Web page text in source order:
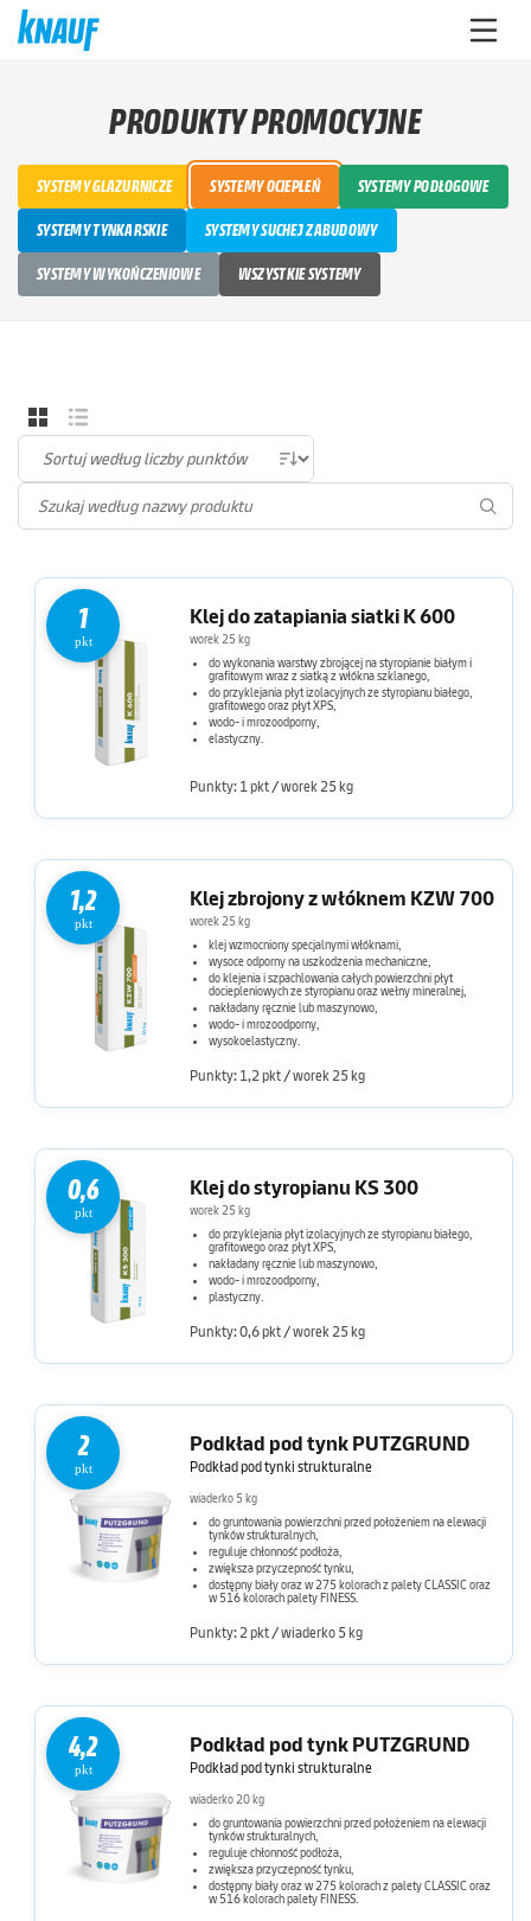
PRODUKTY PROMOCYJNE
SYSTEMY GLAZURNICZE SYSTEMY OCIEPLEŃ SYSTEMY PODŁOGOWE
SYSTEMY TYNKARSKIE SYSTEMY SUCHEJ ZABUDOWY
SYSTEMY WYKOŃCZENIOWE WSZYSTKIE SYSTEMY
1
pkt
Klej do zatapiania siatki K 600
worek 25 kg
do wykonania warstwy zbrojącej na styropianie białym i
grafitowym wraz z siatką z włókna szklanego,
do przyklejania płyt izolacyjnych ze styropianu białego,
grafitowego oraz płyt XPS,
wodo- i mrozoodporny,
elastyczny.
Punkty: 1 pkt / worek 25 kg
1,2
pkt
Klej zbrojony z włóknem KZW 700
worek 25 kg
klej wzmocniony specjalnymi włóknami,
wysoce odporny na uszkodzenia mechaniczne,
do klejenia i szpachlowania całych powierzchni płyt
dociepleniowych ze styropianu oraz wełny mineralnej,
nakładany ręcznie lub maszynowo,
wodo- i mrozoodporny,
wysokoelastyczny.
Punkty: 1,2 pkt / worek 25 kg
0,6
pkt
Klej do styropianu KS 300
worek 25 kg
do przyklejania płyt izolacyjnych ze styropianu białego,
grafitowego oraz płyt XPS,
nakładany ręcznie lub maszynowo,
wodo- i mrozoodporny,
plastyczny.
Punkty: 0,6 pkt / worek 25 kg
2
pkt
Podkład pod tynk PUTZGRUND
Podkład pod tynki strukturalne
wiaderko 5 kg
do gruntowania powierzchni przed położeniem na elewacji
tynków strukturalnych,
reguluje chłonność podłoża,
zwiększa przyczepność tynku,
dostępny biały oraz w 275 kolorach z palety CLASSIC oraz
w 516 kolorach palety FINESS.
Punkty: 2 pkt / wiaderko 5 kg
4,2
pkt
Podkład pod tynk PUTZGRUND
Podkład pod tynki strukturalne
wiaderko 20 kg
do gruntowania powierzchni przed położeniem na elewacji
tynków strukturalnych,
reguluje chłonność podłoża,
zwiększa przyczepność tynku,
dostępny biały oraz w 275 kolorach z palety CLASSIC oraz
w 516 kolorach palety FINESS.